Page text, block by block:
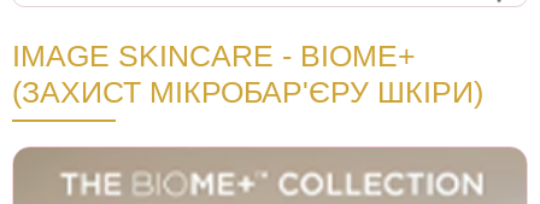
IMAGE SKINCARE - BIOME+
(ЗАХИСТ МІКРОБАР'ЄРУ ШКІРИ)